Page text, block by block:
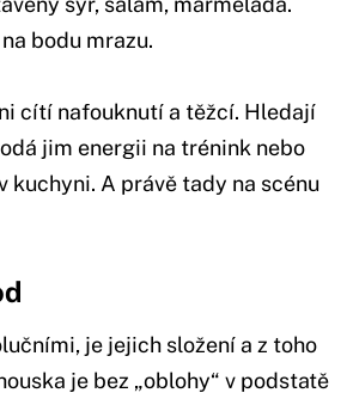
bodu mrazu.
cítí nafouknutí a těžcí. Hledají
jim energii na trénink nebo
kuchyni. A právě tady na scénu
je jejich složení a z toho
je bez „oblohy“ v podstatě